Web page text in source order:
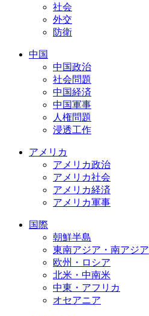
社会
外交
防衛
中国
中国政治
社会問題
中国経済
中国軍事
人権問題
浸透工作
アメリカ
アメリカ政治
アメリカ社会
アメリカ経済
アメリカ軍事
国際
朝鮮半島
東南アジア・南アジア
欧州・ロシア
北米・中南米
中東・アフリカ
オセアニア